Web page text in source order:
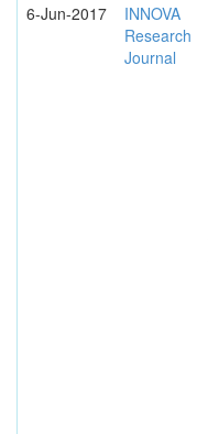
6-Jun-2017
INNOVA
Research
Journal